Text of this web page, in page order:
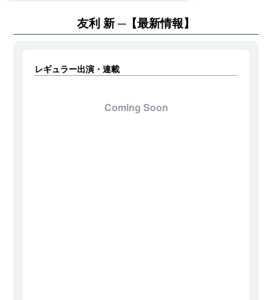
友利 新 【最新情報】
レギュラー出演・連載
Coming Soon